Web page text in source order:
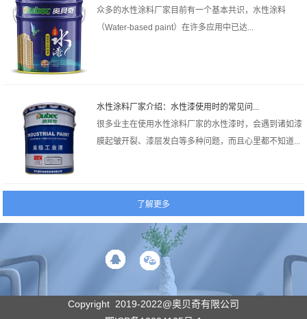
众多的水性涂料厂家目前有一个基本共识，水性涂料
（Water-based paint）在许多应用中已达...
水性涂料厂家‍介绍：水性漆使用时的常见问...
很多业主在使用水性涂料厂家‍的水性漆时，会遇到诸如漆
膜起皱开裂、漆层发白等多种问题，而且心里都不知道...
Copyright 2019-2022@奥贝奇有限公司